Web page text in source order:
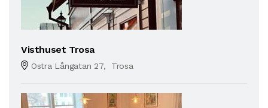
Visthuset Trosa
Östra Långatan 27, Trosa